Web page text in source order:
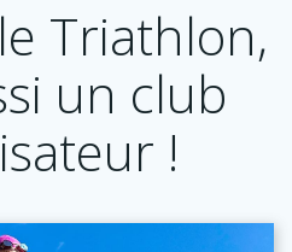
Triathlon,
un club
!